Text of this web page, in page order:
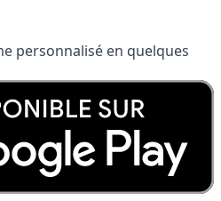
personnalisé en quelques